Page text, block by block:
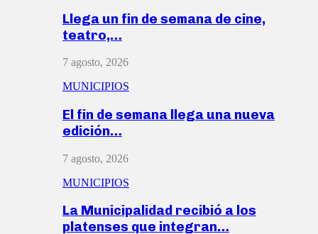
Llega un fin de semana de cine,
teatro,…
7 agosto, 2026
MUNICIPIOS
El fin de semana llega una nueva
edición…
7 agosto, 2026
MUNICIPIOS
La Municipalidad recibió a los
platenses que integran…